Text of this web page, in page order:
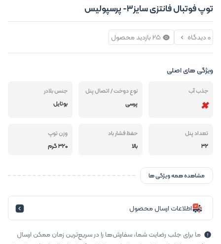
توپ فوتبال فانتزی سایز3- پرسپولیس
0 دیدگاه 25 بازدید محصول
ویژگی های اصلی
جذب آب
نوع دوخت / اتصال پنل
پرسی
جنس بلادر
بوتایل
تعداد پنل
32
حفظ فشار باد
بالا
وزن توپ
320 گرم
مشاهده همه ویژگی ها
اطلاعات ارسال محصول
ما برای جلب رضایت شما، سفارش‌ها را در سریع‌ترین زمان ممکن ارسال